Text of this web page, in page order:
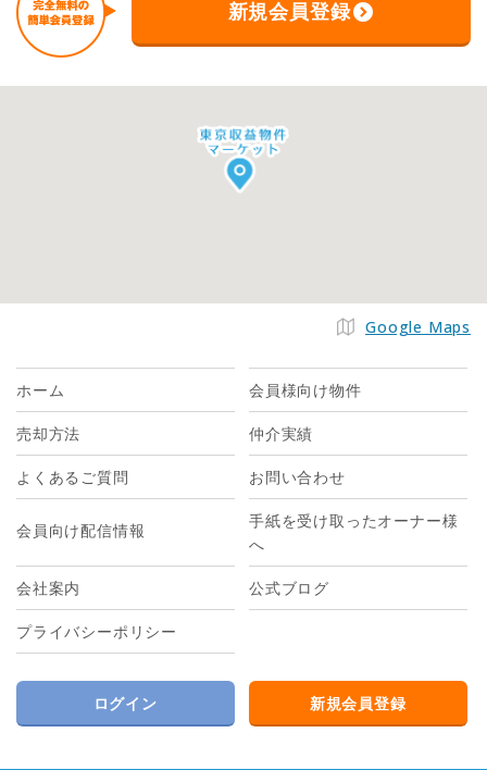
新規会員登録
Google Maps
ホーム 会員様向け物件
売却方法 仲介実績
よくあるご質問 お問い合わせ
会員向け配信情報
手紙を受け取ったオーナー様
へ
会社案内 公式ブログ
プライバシーポリシー
ログイン 新規会員登録